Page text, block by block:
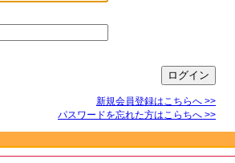
新規会員登録はこちらへ >>
パスワードを忘れた方はこらちへ >>